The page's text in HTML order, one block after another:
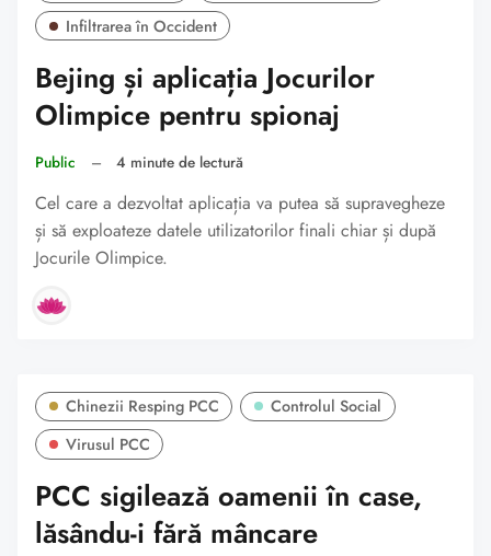
Infiltrarea în Occident
Bejing și aplicația Jocurilor
Olimpice pentru spionaj
Public – 4 minute de lectură
Cel care a dezvoltat aplicația va putea să supravegheze
și să exploateze datele utilizatorilor finali chiar și după
Jocurile Olimpice.
Chinezii Resping PCC
Controlul Social
Virusul PCC
PCC sigilează oamenii în case,
lăsându-i fără mâncare